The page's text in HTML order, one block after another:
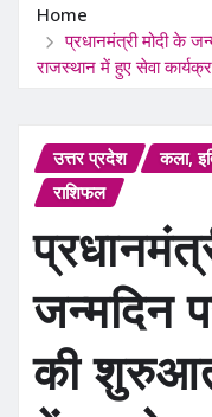
Home
प्रधानमंत्री मोदी के
राजस्थान में हुए सेवा
उत्तर प्रदेश कला,
राशिफल
जन्मदिन
की